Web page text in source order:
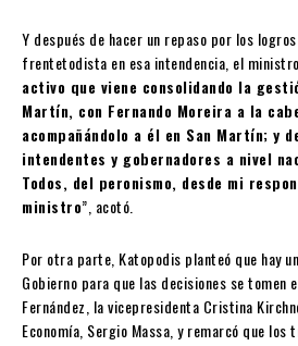
Y después de hacer un repaso por los
frentetodista en esa intendencia, el
activo que viene consolidando la
Martín, con Fernando Moreira a la
acompañándolo a él en San Martín; y
intendentes y gobernadores a nivel
Todos, del peronismo, desde mi
ministro”, acotó.
Por otra parte, Katopodis planteó que hay
Gobierno para que las decisiones se
Fernández, la vicepresidenta Cristina
Economía, Sergio Massa, y remarcó que